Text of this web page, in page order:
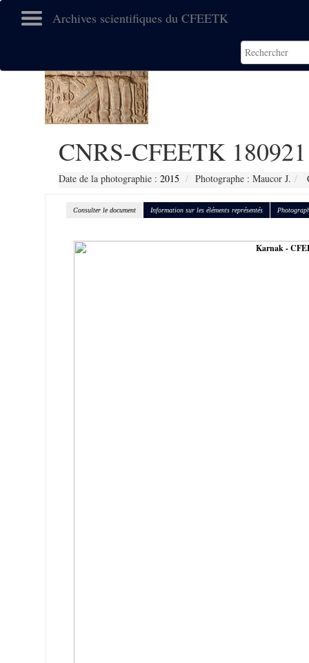
Archives scientifiques du CFEETK
CNRS-CFEETK 180921
Date de la photographie : 2015 Photographe : Maucor J.
Consulter le document Information sur les éléments représentés